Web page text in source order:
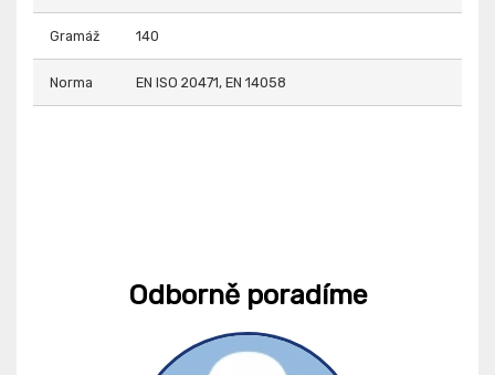
Gramáž 140
Norma EN ISO 20471, EN 14058
Odborně poradíme